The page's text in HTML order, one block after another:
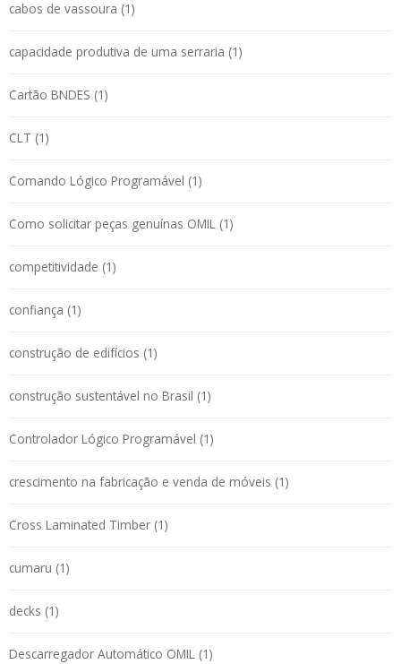
cabos de vassoura (1)
capacidade produtiva de uma serraria (1)
Cartão BNDES (1)
CLT (1)
Comando Lógico Programável (1)
Como solicitar peças genuínas OMIL (1)
competitividade (1)
confiança (1)
construção de edifícios (1)
construção sustentável no Brasil (1)
Controlador Lógico Programável (1)
crescimento na fabricação e venda de móveis (1)
Cross Laminated Timber (1)
cumaru (1)
decks (1)
Descarregador Automático OMIL (1)